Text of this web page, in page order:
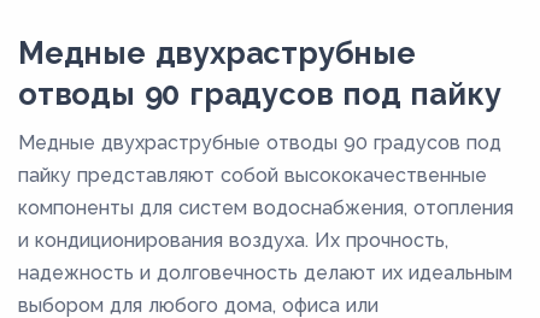
42
53,6
54
Медные двухраструбные
отводы 90 градусов под пайку
Медные двухраструбные отводы 90 градусов под
пайку представляют собой высококачественные
компоненты для систем водоснабжения, отопления
и кондиционирования воздуха. Их прочность,
надежность и долговечность делают их идеальным
выбором для любого дома, офиса или